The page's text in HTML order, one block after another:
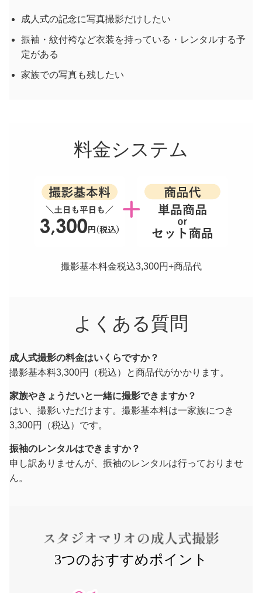
成人式の記念に写真撮影だけしたい
振袖・紋付袴など衣装を持っている・レンタルする予
定がある
家族での写真も残したい
料金システム
撮影基本料金税込3,300円+商品代
よくある質問
成人式撮影の料金はいくらですか？
撮影基本料3,300円（税込）と商品代がかかります。
家族やきょうだいと一緒に撮影できますか？
はい、撮影いただけます。撮影基本料は一家族につき
3,300円（税込）です。
振袖のレンタルはできますか？
申し訳ありませんが、振袖のレンタルは行っておりませ
ん。
3つのおすすめポイント